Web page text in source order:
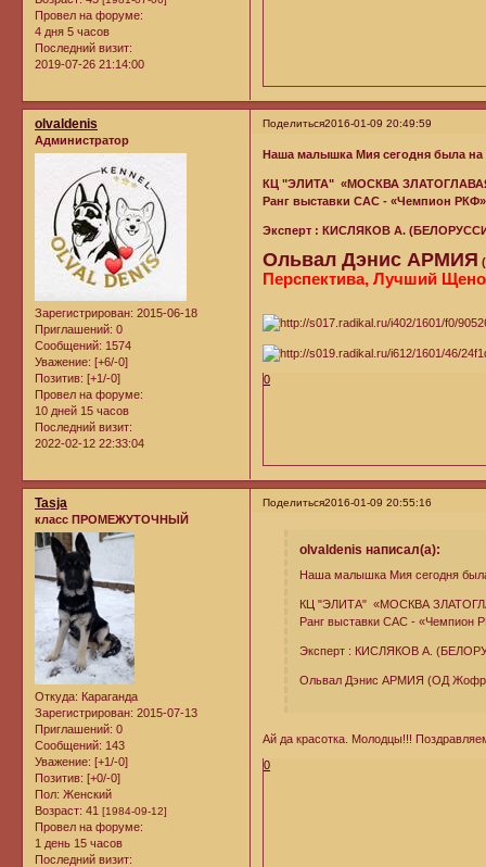
Провел на форуме:
4 дня 5 часов
Последний визит:
2019-07-26 21:14:00
Поделиться2016-01-09 20:49:59
olvaldenis
Администратор
Зарегистрирован: 2015-06-18
Приглашений: 0
Сообщений: 1574
Уважение: [+6/-0]
Позитив: [+1/-0]
Провел на форуме:
10 дней 15 часов
Последний визит:
2022-02-12 22:33:04
Наша малышка Мия сегодня была на
КЦ "ЭЛИТА" «МОСКВА
Ранг выставки САС - «Чемпион РКФ»
Эксперт : КИСЛЯКОВ А.
Ольвал Дэнис АРМИЯ
Перспектива, Лучший
0
Поделиться2016-01-09 20:55:16
Tasja
класс ПРОМЕЖУТОЧНЫЙ
Откуда: Караганда
Зарегистрирован: 2015-07-13
Приглашений: 0
Сообщений: 143
Уважение: [+1/-0]
Позитив: [+0/-0]
Пол: Женский
Возраст: 41 [1984-09-12]
Провел на форуме:
1 день 15 часов
Последний визит:
olvaldenis написал(а):
Наша малышка Мия сегодня
КЦ "ЭЛИТА" «МОСКВА
Ранг выставки САС - «Чемпион
Эксперт : КИСЛЯКОВ А.
Ольвал Дэнис АРМИЯ (ОД
Ай да красотка. Молодцы!!!
0